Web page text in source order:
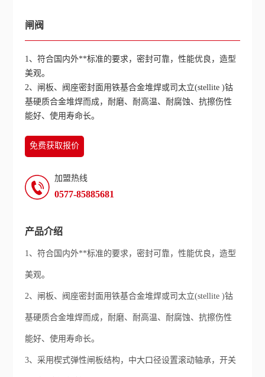
闸阀
1、符合国内外**标准的要求，密封可靠，性能优良，造型
美观。
2、闸板、阀座密封面用铁基合金堆焊或司太立(stellite )钴
基硬质合金堆焊而成，耐磨、耐高温、耐腐蚀、抗擦伤性
能好、使用寿命长。
免费获取报价
加盟热线
0577-85885681
产品介绍
1、符合国内外**标准的要求，密封可靠，性能优良，造型
美观。
2、闸板、阀座密封面用铁基合金堆焊或司太立(stellite )钴
基硬质合金堆焊而成，耐磨、耐高温、耐腐蚀、抗擦伤性
能好、使用寿命长。
3、采用楔式弹性闸板结构，中大口径设置滚动轴承，开关